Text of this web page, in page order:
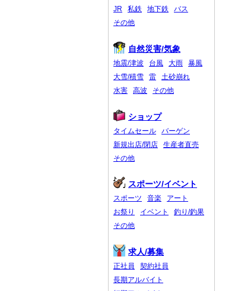
JR 私鉄 地下鉄
バス
その他
自然災害/気象
地震/津波 台風 大雨
暴風
大雪/積雪
雷
土砂崩れ
水害
高波 その他
ショップ
タイムセール
バーゲン
新規出店/閉店
生産者直売
その他
スポーツ/イベント
スポーツ 音楽
アート
お祭り
イベント
釣り/釣果
その他
求人/募集
正社員
契約社員
長期アルバイト